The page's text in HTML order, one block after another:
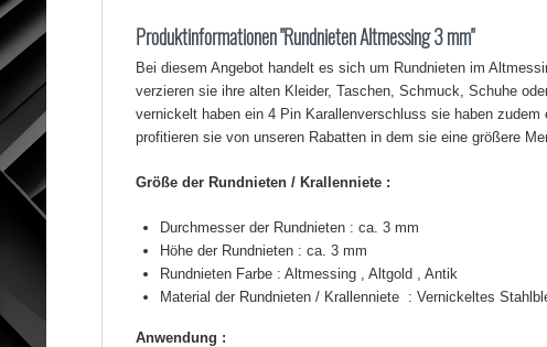
Produktinformationen "Rundnieten Altmessing 3 mm"
Bei diesem Angebot handelt es sich um Rundnieten im
verzieren sie ihre alten Kleider, Taschen, Schmuck, Schuhe
vernickelt haben ein 4 Pin Karallenverschluss sie haben
profitieren sie von unseren Rabatten in dem sie eine größere
Größe der Rundnieten / Krallenniete :
Durchmesser der Rundnieten : ca. 3 mm
Höhe der Rundnieten : ca. 3 mm
Rundnieten Farbe : Altmessing , Altgold , Antik
Material der Rundnieten / Krallenniete : Vernickeltes
Anwendung :